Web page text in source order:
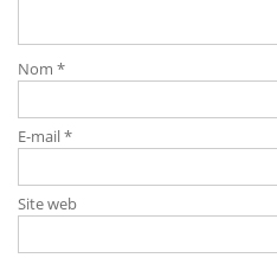
Nom *
E-mail*
Site web